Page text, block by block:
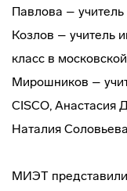
Павлова –
Козлов – учитель
класс в
Мирошников –
CISCO, Анастасия
Наталия
МИЭТ